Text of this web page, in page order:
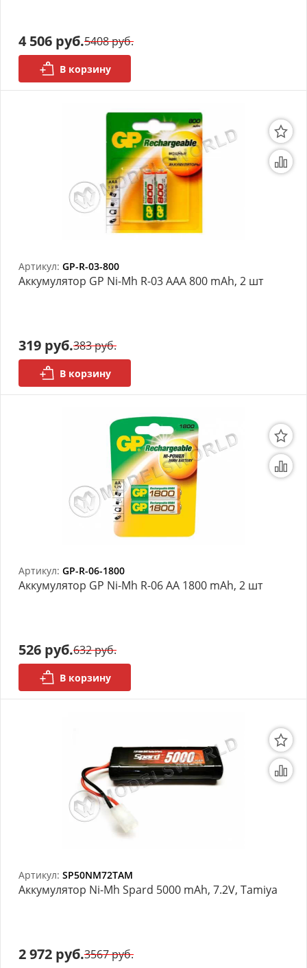
4 506 руб.5408 руб.
В корзину
Артикул: GP-R-03-800
Аккумулятор GP Ni-Mh R-03 AAA 800 mAh, 2 шт
319 руб.383 руб.
В корзину
Артикул: GP-R-06-1800
Аккумулятор GP Ni-Mh R-06 AA 1800 mAh, 2 шт
526 руб.632 руб.
В корзину
Артикул: SP50NM72TAM
Аккумулятор Ni-Mh Spard 5000 mAh, 7.2V, Tamiya
2 972 руб.3567 руб.